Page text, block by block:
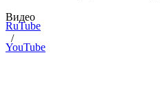
Видео
RuTube
/
YouTube